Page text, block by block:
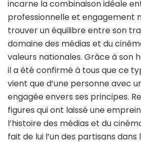
incarne la combinaison idéale
professionnelle et engagement
trouver un équilibre entre son
domaine des médias et du
valeurs nationales. Grâce à son
il a été confirmé à tous que ce
vient que d’une personne avec
engagée envers ses principes.
figures qui ont laissé une
l’histoire des médias et du
fait de lui l’un des partisans